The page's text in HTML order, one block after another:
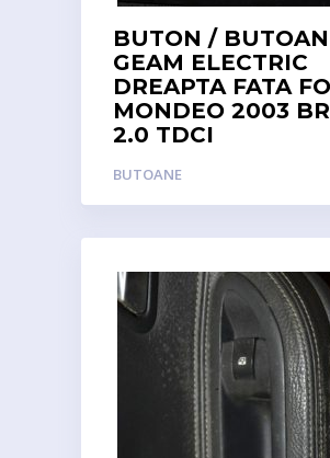
BUTON /
GEAM ELECTRIC
DREAPTA FATA
MONDEO 2003
2.0 TDCI
BUTOANE